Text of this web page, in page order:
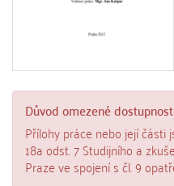
Důvod omezené
Přílohy práce nebo její části
18a odst. 7 Studijního a
Praze ve spojení s čl. 9